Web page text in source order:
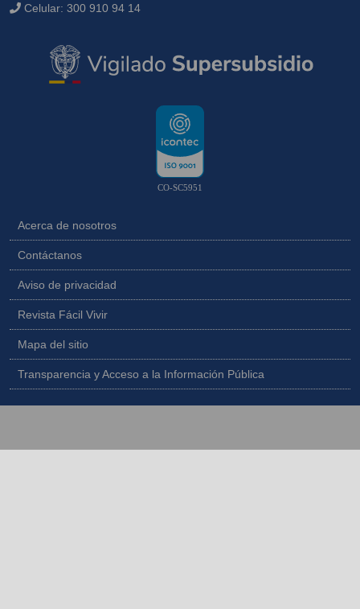
Celular: 300 910 94 14
CO-SC5951
Acerca de nosotros
Contáctanos
Aviso de privacidad
Revista Fácil Vivir
Mapa del sitio
Transparencia y Acceso a la Información Pública